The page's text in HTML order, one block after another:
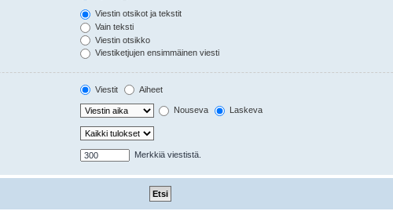
Viestin otsikot ja tekstit
Vain teksti
Viestin otsikko
Viestiketjujen ensimmäinen viesti
Viestit Aiheet
Nouseva Laskeva
Merkkiä viestistä.